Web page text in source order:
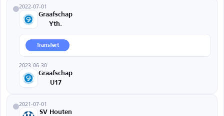
2022-07-01
Graafschap
Yth.
Transfert
2023-06-30
Graafschap
U17
2021-07-01
SV Houten